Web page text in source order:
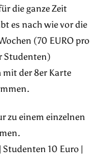
die ganze Zeit
es nach wie vor die
(70 EURO pro
Studenten)
mit der 8er Karte
zu einem einzelnen
10 Euro |